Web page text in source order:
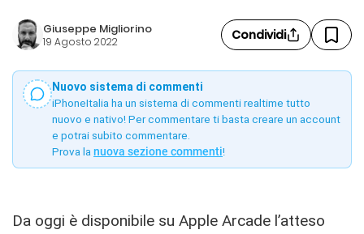
Giuseppe Migliorino
19 Agosto 2022 Condividi
Nuovo sistema di commenti
iPhoneItalia ha un sistema di commenti realtime tutto
nuovo e nativo! Per commentare ti basta creare un account
e potrai subito commentare.
Prova la nuova sezione commenti!
Da oggi è disponibile su Apple Arcade l’atteso